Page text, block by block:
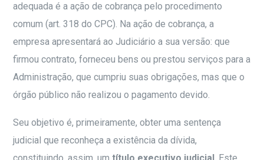
adequada é a ação de cobrança pelo procedimento
comum (art. 318 do CPC). Na ação de cobrança, a
empresa apresentará ao Judiciário a sua versão: que
firmou contrato, forneceu bens ou prestou serviços para a
Administração, que cumpriu suas obrigações, mas que o
órgão público não realizou o pagamento devido.
Seu objetivo é, primeiramente, obter uma sentença
judicial que reconheça a existência da dívida,